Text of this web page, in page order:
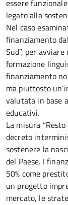
essere
legato alla
Nel caso
finanziamento
Sud”, per
formazione
finanziamento
ma piuttosto
valutata in base
educativi.
La misura
decreto
sostenere la
del Paese. I
50% come
un progetto
mercato, le